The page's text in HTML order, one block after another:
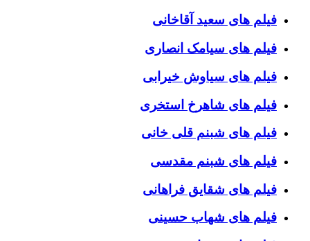
فیلم های سعید آقاخانی
فیلم های سیامک انصاری
فیلم های سیاوش خیرابی
فیلم های شاهرخ استخری
فیلم های شبنم قلی خانی
فیلم های شبنم مقدسی
فیلم های شقایق فراهانی
فیلم های شهاب حسینی